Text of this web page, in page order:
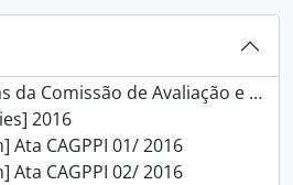
de Extensão
de Gestão de Pessoas
de Pesquisa, Pós-Graduação e Inovação
de Avaliação e Gestão de Projetos de Pesquisa e Inovação
2016
Ata CAGPPI 01/ 2016
Ata CAGPPI 02/ 2016